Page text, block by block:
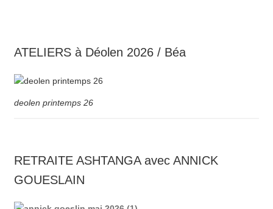
ATELIERS à Déolen 2026 / Béa
deolen printemps 26
RETRAITE ASHTANGA avec ANNICK
GOUESLAIN